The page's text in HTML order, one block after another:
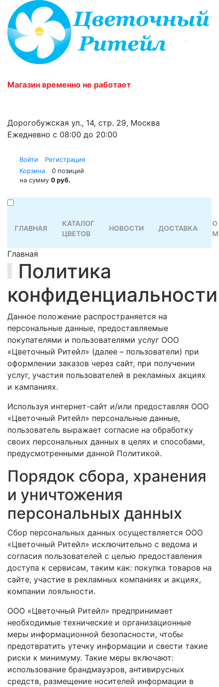
Магазин временно не работает
Дорогобужская ул., 14, стр. 29, Москва
Ежедневно с 08:00 до 20:00
Войти
Регистрация
Корзина
0 позиций
на сумму 0 руб.
ГЛАВНАЯ
КАТАЛОГ
ЦВЕТОВ
НОВОСТИ ДОСТАВКА
О
Главная
Политика
конфиденциальности
Данное положение распространяется на
персональные данные, предоставляемые
покупателями и пользователями услуг ООО
«Цветочный Ритейл» (далее – пользователи) при
оформлении заказов через сайт, при получении
услуг, участия пользователей в рекламных акциях
и кампаниях.
Используя интернет-сайт и/или предоставляя ООО
«Цветочный Ритейл» персональные данные,
пользователь выражает согласие на обработку
своих персональных данных в целях и способами,
предусмотренными данной Политикой.
Порядок сбора, хранения
и уничтожения
персональных данных
Сбор персональных данных осуществляется ООО
«Цветочный Ритейл» исключительно с ведома и
согласия пользователей с целью предоставления
доступа к сервисам, таким как: покупка товаров на
сайте, участие в рекламных компаниях и акциях,
компании лояльности.
ООО «Цветочный Ритейл» предпринимает
необходимые технические и организационные
меры информационной безопасности, чтобы
предотвратить утечку информации и свести такие
риски к минимуму. Такие меры включают:
использование брандмауэров, антивирусных
средств, размещение носителей информации в